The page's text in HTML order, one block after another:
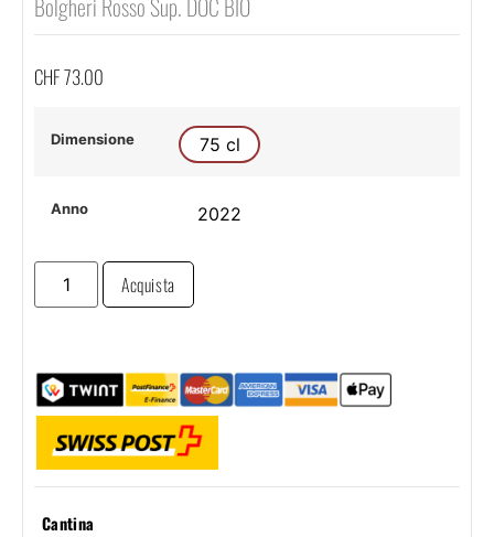
Bolgheri Rosso Sup. DOC BIO
CHF73.00
Dimensione 75 cl
Anno 2022
Acquista
Cantina